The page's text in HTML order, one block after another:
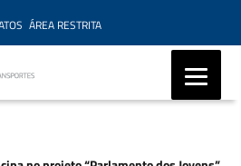
ÁREA RESTRITA